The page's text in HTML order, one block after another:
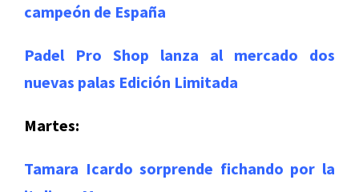
campeón de España
Padel Pro Shop lanza al mercado dos
nuevas palas Edición Limitada
Martes:
Tamara Icardo sorprende fichando por la